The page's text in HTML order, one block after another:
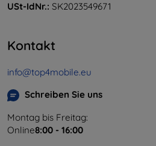
USt-IdNr.: SK2023549671
Kontakt
info@top4mobile.eu
Schreiben Sie uns
Montag bis Freitag:
Online8:00 - 16:00